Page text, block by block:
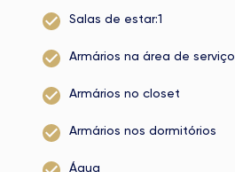
Salas de estar:1
Armários na área de serviço
Armários no closet
Armários nos dormitórios
Água